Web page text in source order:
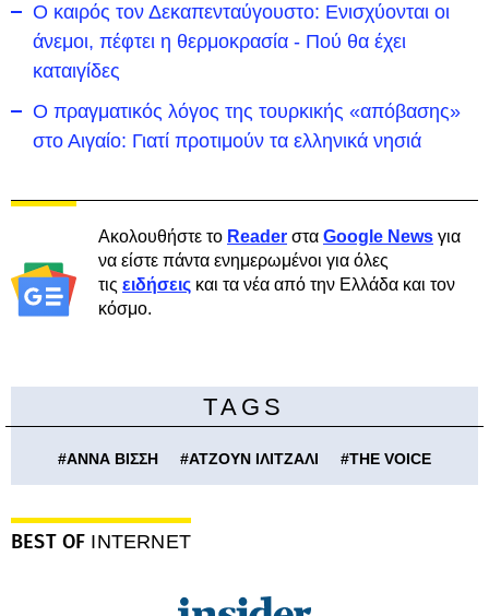
Ο καιρός τον Δεκαπενταύγουστο: Ενισχύονται οι
άνεμοι, πέφτει η θερμοκρασία - Πού θα έχει
καταιγίδες
Ο πραγματικός λόγος της τουρκικής «απόβασης»
στο Αιγαίο: Γιατί προτιμούν τα ελληνικά νησιά
Ακολουθήστε το Reader στα Google News για
να είστε πάντα ενημερωμένοι για όλες
τις ειδήσεις και τα νέα από την Ελλάδα και τον
κόσμο.
TAGS
#ΑΝΝΑ ΒΙΣΣΗ #ΑΤΖΟΥΝ ΙΛΙΤΖΑΛΙ #THE VOICE
BEST OF INTERNET